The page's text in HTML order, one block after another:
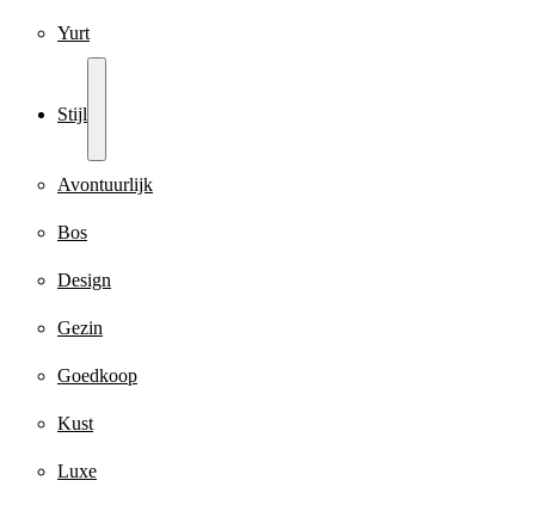
Yurt
Stijl
Avontuurlijk
Bos
Design
Gezin
Goedkoop
Kust
Luxe